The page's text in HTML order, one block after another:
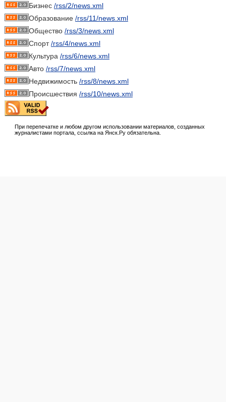
Бизнес /rss/2/news.xml
Образование /rss/11/news.xml
Общество /rss/3/news.xml
Спорт/rss/4/news.xml
Культура /rss/6/news.xml
Авто /rss/7/news.xml
Недвижимость /rss/8/news.xml
Происшествия /rss/10/news.xml
При перепечатке и любом другом использовании материалов, созданных
журналистами портала, ссылка на Янск.Ру обязательна.